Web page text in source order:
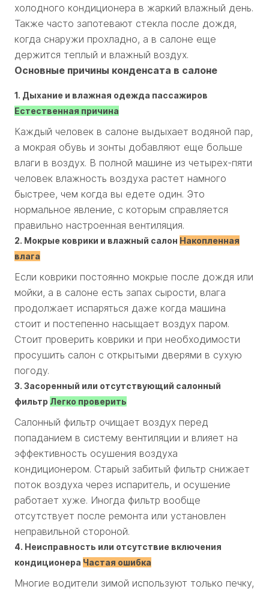
холодного кондиционера в жаркий влажный день.
Также часто запотевают стекла после дождя,
когда снаружи прохладно, а в салоне еще
держится теплый и влажный воздух.
Основные причины конденсата в салоне
1. Дыхание и влажная одежда пассажиров
Естественная причина
Каждый человек в салоне выдыхает водяной пар,
а мокрая обувь и зонты добавляют еще больше
влаги в воздух. В полной машине из четырех-пяти
человек влажность воздуха растет намного
быстрее, чем когда вы едете один. Это
нормальное явление, с которым справляется
правильно настроенная вентиляция.
2. Мокрые коврики и влажный салон Накопленная
влага
Если коврики постоянно мокрые после дождя или
мойки, а в салоне есть запах сырости, влага
продолжает испаряться даже когда машина
стоит и постепенно насыщает воздух паром.
Стоит проверить коврики и при необходимости
просушить салон с открытыми дверями в сухую
погоду.
3. Засоренный или отсутствующий салонный
фильтр Легко проверить
Салонный фильтр очищает воздух перед
попаданием в систему вентиляции и влияет на
эффективность осушения воздуха
кондиционером. Старый забитый фильтр снижает
поток воздуха через испаритель, и осушение
работает хуже. Иногда фильтр вообще
отсутствует после ремонта или установлен
неправильной стороной.
4. Неисправность или отсутствие включения
кондиционера Частая ошибка
Многие водители зимой используют только печку,